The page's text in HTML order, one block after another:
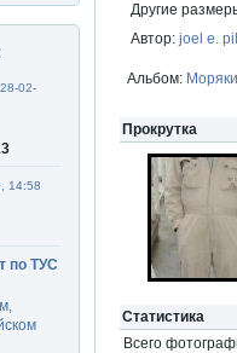
Другие
Автор:joel e.
Альбом:
Прокрутка
Статистика
Всего
28-02-
14:58
по ТУС